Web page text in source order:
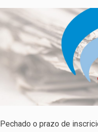
Pechado o prazo de